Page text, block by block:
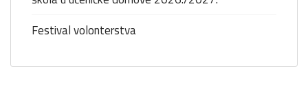
Festival volonterstva